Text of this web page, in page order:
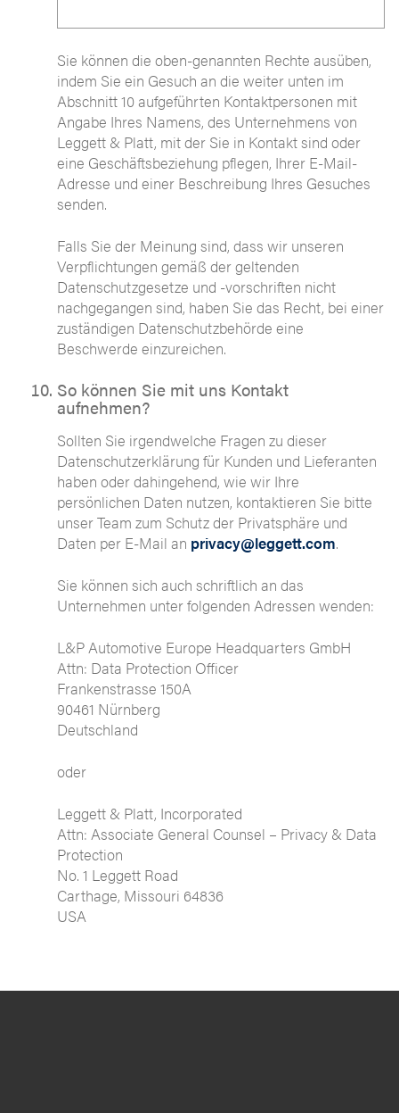
Sie können die oben-genannten Rechte ausüben,
indem Sie ein Gesuch an die weiter unten im
Abschnitt 10 aufgeführten Kontaktpersonen mit
Angabe Ihres Namens, des Unternehmens von
Leggett & Platt, mit der Sie in Kontakt sind oder
eine Geschäftsbeziehung pflegen, Ihrer E-Mail-
Adresse und einer Beschreibung Ihres Gesuches
senden.
Falls Sie der Meinung sind, dass wir unseren
Verpflichtungen gemäß der geltenden
Datenschutzgesetze und -vorschriften nicht
nachgegangen sind, haben Sie das Recht, bei einer
zuständigen Datenschutzbehörde eine
Beschwerde einzureichen.
So können Sie mit uns Kontakt
aufnehmen?
Sollten Sie irgendwelche Fragen zu dieser
Datenschutzerklärung für Kunden und Lieferanten
haben oder dahingehend, wie wir Ihre
persönlichen Daten nutzen, kontaktieren Sie bitte
unser Team zum Schutz der Privatsphäre und
Daten per E-Mail an privacy@leggett.com.
Sie können sich auch schriftlich an das
Unternehmen unter folgenden Adressen wenden:
L&P Automotive Europe Headquarters GmbH
Attn: Data Protection Officer
Frankenstrasse 150A
90461 Nürnberg
Deutschland
oder
Leggett & Platt, Incorporated
Attn: Associate General Counsel – Privacy & Data
Protection
No. 1 Leggett Road
Carthage, Missouri 64836
USA